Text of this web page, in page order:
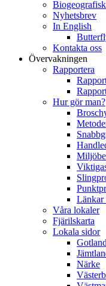
Nyhetsbrev
In English
Kontakta oss
Övervakningen
Rapportera
Hur gör man?
Våra lokaler
Fjärilskarta
Lokala sidor
Gotland
Närke